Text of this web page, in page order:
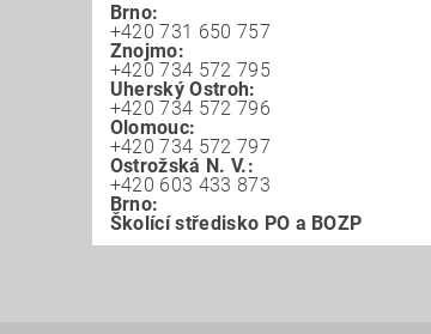
Brno:
+420 731 650 757
Znojmo:
+420 734 572 795
Uherský Ostroh:
+420 734 572 796
Olomouc:
+420 734 572 797
Ostrožská N. V.:
+420 603 433 873
Brno:
Školící středisko PO a BOZP